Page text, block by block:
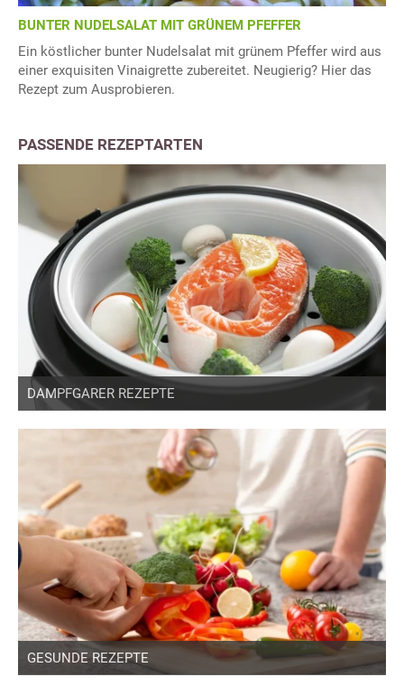
BUNTER NUDELSALAT MIT GRÜNEM PFEFFER
Ein köstlicher bunter Nudelsalat mit grünem Pfeffer wird aus
einer exquisiten Vinaigrette zubereitet. Neugierig? Hier das
Rezept zum Ausprobieren.
PASSENDE REZEPTARTEN
DAMPFGARER REZEPTE
GESUNDE REZEPTE